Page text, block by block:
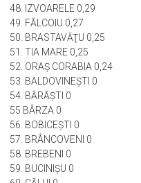
46. ORAŞ PIATRA-OLT 0,32
47. GĂNEASA 0,29
48. IZVOARELE 0,29
49. FĂLCOIU 0,27
50. BRASTAVĂŢU 0,25
51. TIA MARE 0,25
52. ORAŞ CORABIA 0,24
53. BALDOVINEŞTI 0
54. BĂRĂŞTI 0
55 BÂRZA 0
56. BOBICEŞTI 0
57. BRÂNCOVENI 0